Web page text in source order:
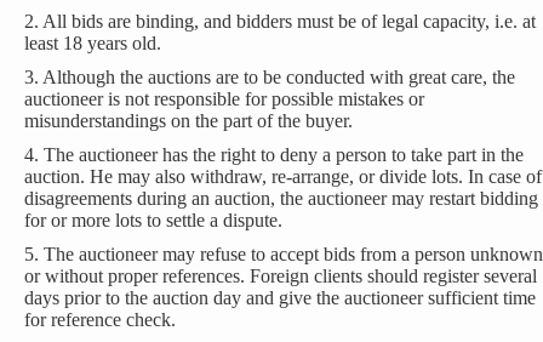
2. All bids are binding, and bidders must be of legal capacity, i.e. at
least 18 years old.
3. Although the auctions are to be conducted with great care, the
auctioneer is not responsible for possible mistakes or
misunderstandings on the part of the buyer.
4. The auctioneer has the right to deny a person to take part in the
auction. He may also withdraw, re-arrange, or divide lots. In case of
disagreements during an auction, the auctioneer may restart bidding
for or more lots to settle a dispute.
5. The auctioneer may refuse to accept bids from a person unknown
or without proper references. Foreign clients should register several
days prior to the auction day and give the auctioneer sufficient time
for reference check.